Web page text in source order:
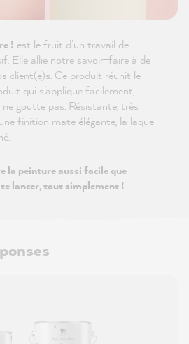
! est le fruit d’un travail de
Elle allie notre savoir-faire à de
client(e)s. Ce produit réunit le
qui s’applique facilement,
ne goutte pas. Résistante, très
finition mate élégante, la laque
la peinture aussi facile que
lancer, tout simplement !